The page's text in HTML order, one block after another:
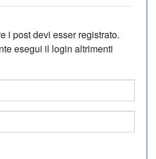
i post devi esser registrato.
esegui il login altrimenti